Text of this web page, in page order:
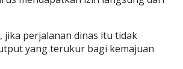
jika perjalanan dinas itu tidak
yang terukur bagi kemajuan